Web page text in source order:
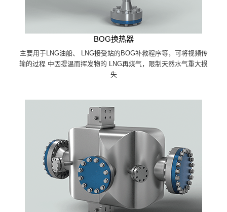
BOG换热器
主要用于LNG油船、 LNG接受站的BOG补救程序等，可将视频传
输的过程 中因提温而挥发物的 LNG再煤气，限制天然水气重大损
失